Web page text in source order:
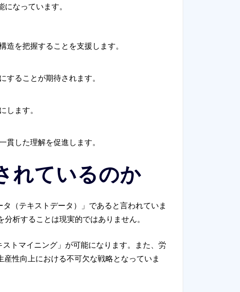
なっています。
を把握することを支援します。
ることが期待されます。
ます。
した理解を促進します。
れているのか
（テキストデータ）」であると言われていま
析することは現実的ではありません。
トマイニング」が可能になります。また、労
性向上における不可欠な戦略となっていま